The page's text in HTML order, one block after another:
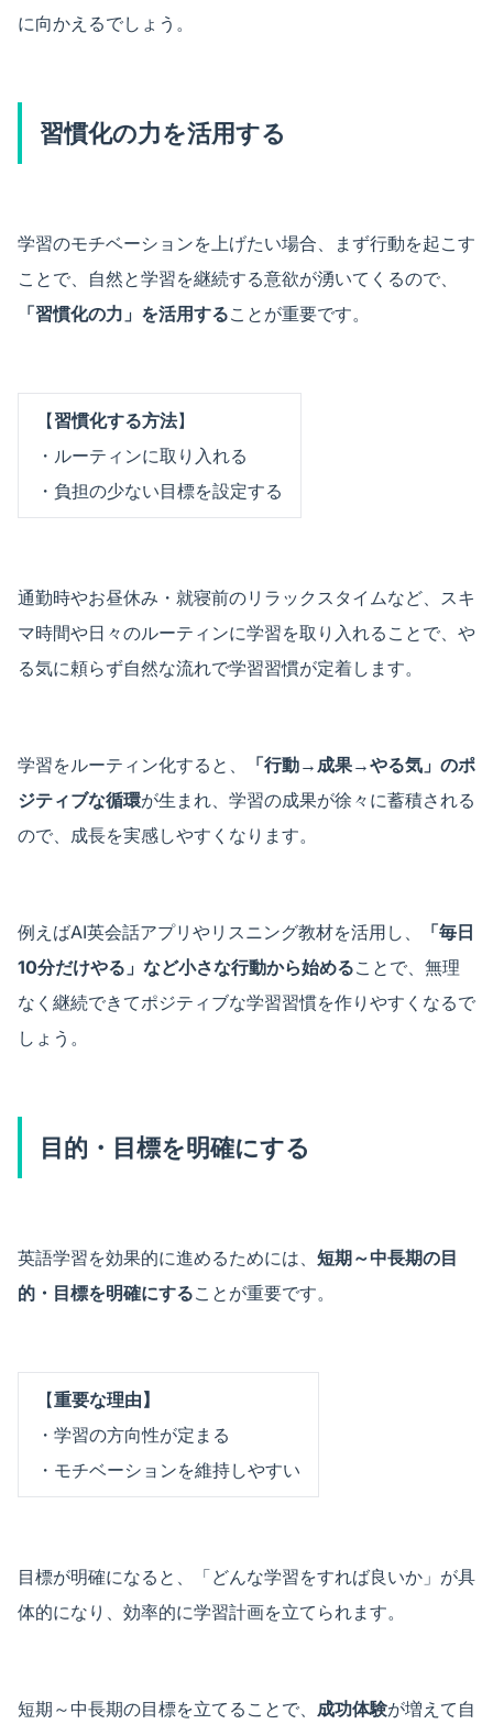
に向かえるでしょう。
習慣化の力を活用する
学習のモチベーションを上げたい場合、まず行動を起こす
ことで、自然と学習を継続する意欲が湧いてくるので、
「習慣化の力」を活用することが重要です。
【習慣化する方法】
・ルーティンに取り入れる
・負担の少ない目標を設定する
通勤時やお昼休み・就寝前のリラックスタイムなど、スキ
マ時間や日々のルーティンに学習を取り入れることで、や
る気に頼らず自然な流れで学習習慣が定着します。
学習をルーティン化すると、
「行動→成果→やる気」のポ
ジティブな循環が生まれ、学習の成果が徐々に蓄積される
ので、成長を実感しやすくなります。
例えばAI英会話アプリやリスニング教材を活用し、
「毎日
10分だけやる」など小さな行動から始めることで、無理
なく継続できてポジティブな学習習慣を作りやすくなるで
しょう。
目的・目標を明確にする
英語学習を効果的に進めるためには、 短期～中長期の目
的・目標を明確にすることが重要です。
【重要な理由】
・学習の方向性が定まる
・モチベーションを維持しやすい
目標が明確になると、「どんな学習をすれば良いか」が具
体的になり、効率的に学習計画を立てられます。
短期～中長期の目標を立てることで、 成功体験が増えて自